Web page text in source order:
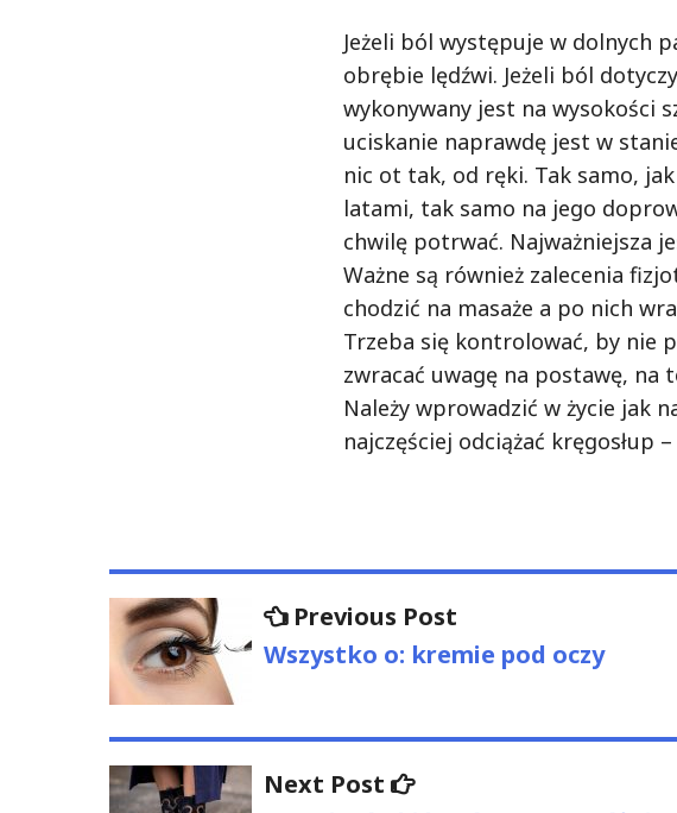
Jeżeli ból występuje w dolnych
obrębie lędźwi. Jeżeli ból
wykonywany jest na wysokości
uciskanie naprawdę jest w
nic ot tak, od ręki. Tak samo,
latami, tak samo na jego
chwilę potrwać. Najważniejsza
Ważne są również zalecenia
chodzić na masaże a po nich
Trzeba się kontrolować, by nie
zwracać uwagę na postawę,
Należy wprowadzić w życie jak
najczęściej odciążać kręgosłup
Nawigacja
wpisu
Previous Post
post:
Wszystko o: kremie pod oczy
Next Post
Next